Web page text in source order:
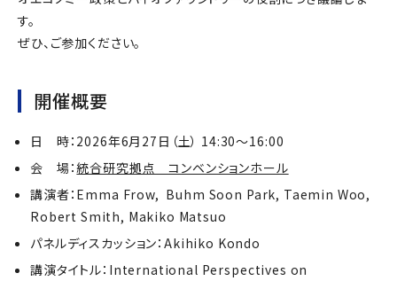
す。
ぜひ、ご参加ください。
開催概要
日 時：2026年6月27日（土） 14:30〜16:00
会 場：統合研究拠点 コンベンションホール
講演者：Emma Frow, Buhm Soon Park, Taemin Woo,
Robert Smith, Makiko Matsuo
パネルディスカッション：Akihiko Kondo
講演タイトル：International Perspectives on